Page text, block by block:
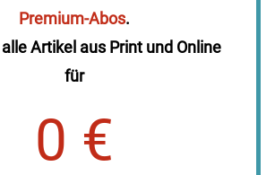
Premium-Abos.
Artikel aus Print und Online
für
0 €